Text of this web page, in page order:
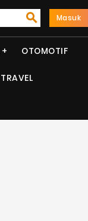
Masuk
OTOMOTIF
TRAVEL